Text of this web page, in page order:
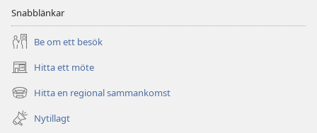
Snabblänkar
Be om ett besök
Hitta ett möte
(öppnar
nytt
fönster)
Hitta en regional sammankomst
(öppnar
nytt
fönster)
Nytillagt